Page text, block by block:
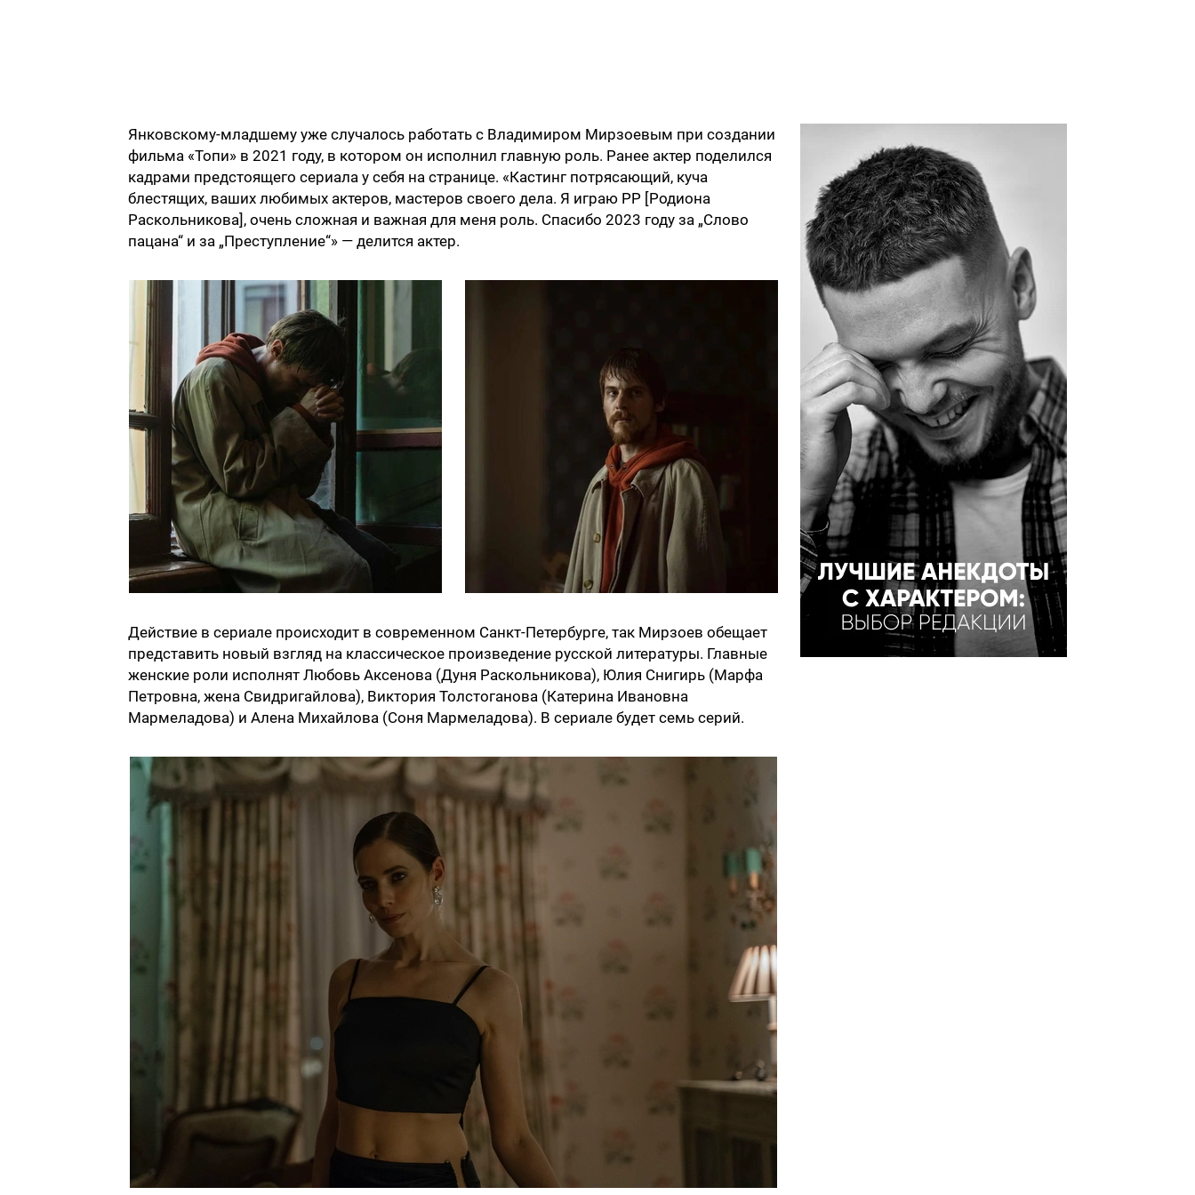
Янковскому-младшему уже случалось работать с Владимиром Мирзоевым при создании
фильма «Топи» в 2021 году, в котором он исполнил главную роль. Ранее актер поделился
кадрами предстоящего сериала у себя на странице. «Кастинг потрясающий, куча
блестящих, ваших любимых актеров, мастеров своего дела. Я играю РР [Родиона
Раскольникова], очень сложная и важная для меня роль. Спасибо 2023 году за „Слово
пацана“ и за „Преступление“» — делится актер.
Действие в сериале происходит в современном Санкт-Петербурге, так Мирзоев обещает
представить новый взгляд на классическое произведение русской литературы. Главные
женские роли исполнят Любовь Аксенова (Дуня Раскольникова), Юлия Снигирь (Марфа
Петровна, жена Свидригайлова), Виктория Толстоганова (Катерина Ивановна
Мармеладова) и Алена Михайлова (Соня Мармеладова). В сериале будет семь серий.